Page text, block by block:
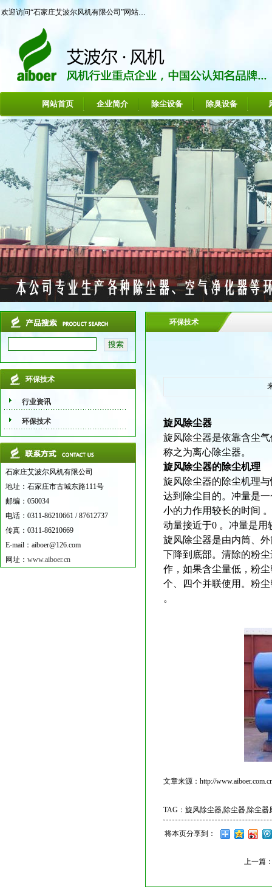
欢迎访问“石家庄艾波尔风机有限公司”网站…
网站首页 企业简介 除尘设备 除臭设备
环保技术
行业资讯
环保技术
石家庄艾波尔风机有限公司
地址：石家庄市古城东路111号
邮编：050034
电话：0311-86210661 / 87612737
传真：0311-86210669
E-mail：aiboer@126.com
网址： www.aiboer.cn
环保技术
旋风除尘器
旋风除尘器是依靠含尘
称之为离心除尘器。
旋风除尘器的除尘机理
旋风除尘器的除尘机理
达到除尘目的。冲量是
小的力作用较长的时间
动量接近于0 。冲量是
旋风除尘器是由内筒、
下降到底部。清除的粉
作，如果含尘量低，粉
个、四个并联使用。粉尘
。
文章来源：http://
TAG：旋风除尘器,除尘器,除尘器
将本页分享到：
上一篇